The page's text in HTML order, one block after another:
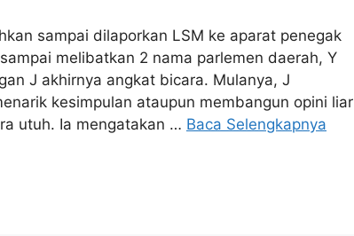
sampai dilaporkan LSM ke aparat penegak
melibatkan 2 nama parlemen daerah, Y
J akhirnya angkat bicara. Mulanya, J
kesimpulan ataupun membangun opini liar
utuh. Ia mengatakan … Baca Selengkapnya